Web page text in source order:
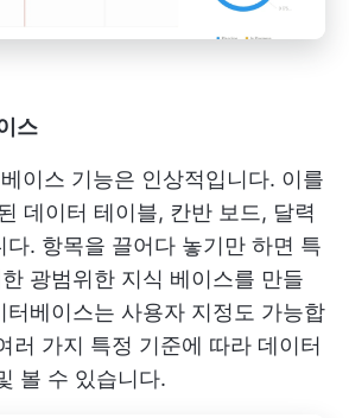
스
이스 기능은 인상적입니다. 이를
데이터 테이블, 칸반 보드, 달력
다. 항목을 끌어다 놓기만 하면 특
광범위한 지식 베이스를 만들
터베이스는 사용자 지정도 가능합
러 가지 특정 기준에 따라 데이터
볼 수 있습니다.